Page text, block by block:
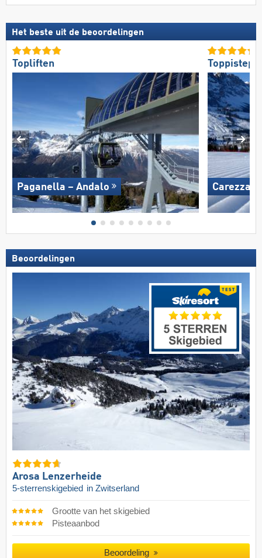
Het beste uit de beoordelingen
Topliften
Paganella – Andalo Carezza
Beoordelingen
Arosa Lenzerheide
5-sterrenskigebied in Zwitserland
Grootte van het skigebied
Pisteaanbod
Beoordeling